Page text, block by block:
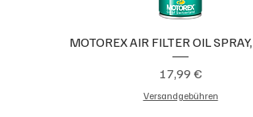
MOTOREX AIR FILTER OIL
Preis
17,99 €
Versandgebühren